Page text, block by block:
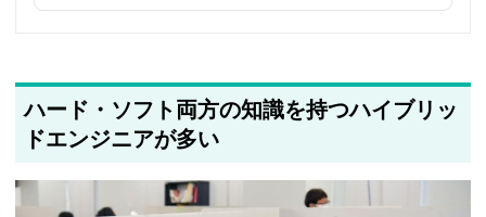
同じトピックを紹介している「SATO社会保険労務士法人、Septeni
2025年5月28日
採用・求人情報を追加しました
筆者情報を更新しました
ハード・ソフト両方の知識を持つハイブリッ
ドエンジニアが多い